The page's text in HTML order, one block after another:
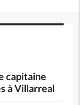
capitaine
à Villarreal